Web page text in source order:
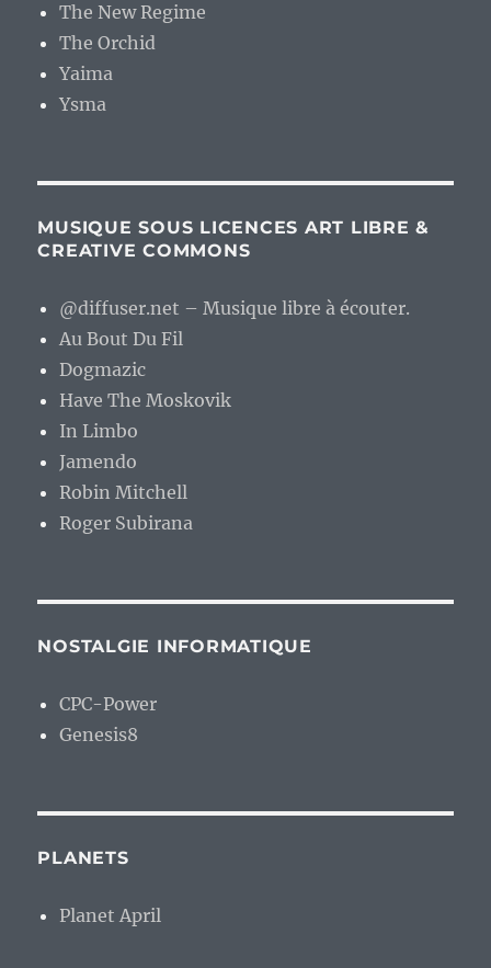
The New Regime
The Orchid
Yaima
Ysma
MUSIQUE SOUS LICENCES ART LIBRE &
CREATIVE COMMONS
@diffuser.net – Musique libre à écouter.
Au Bout Du Fil
Dogmazic
Have The Moskovik
In Limbo
Jamendo
Robin Mitchell
Roger Subirana
NOSTALGIE INFORMATIQUE
CPC-Power
Genesis8
PLANETS
Planet April